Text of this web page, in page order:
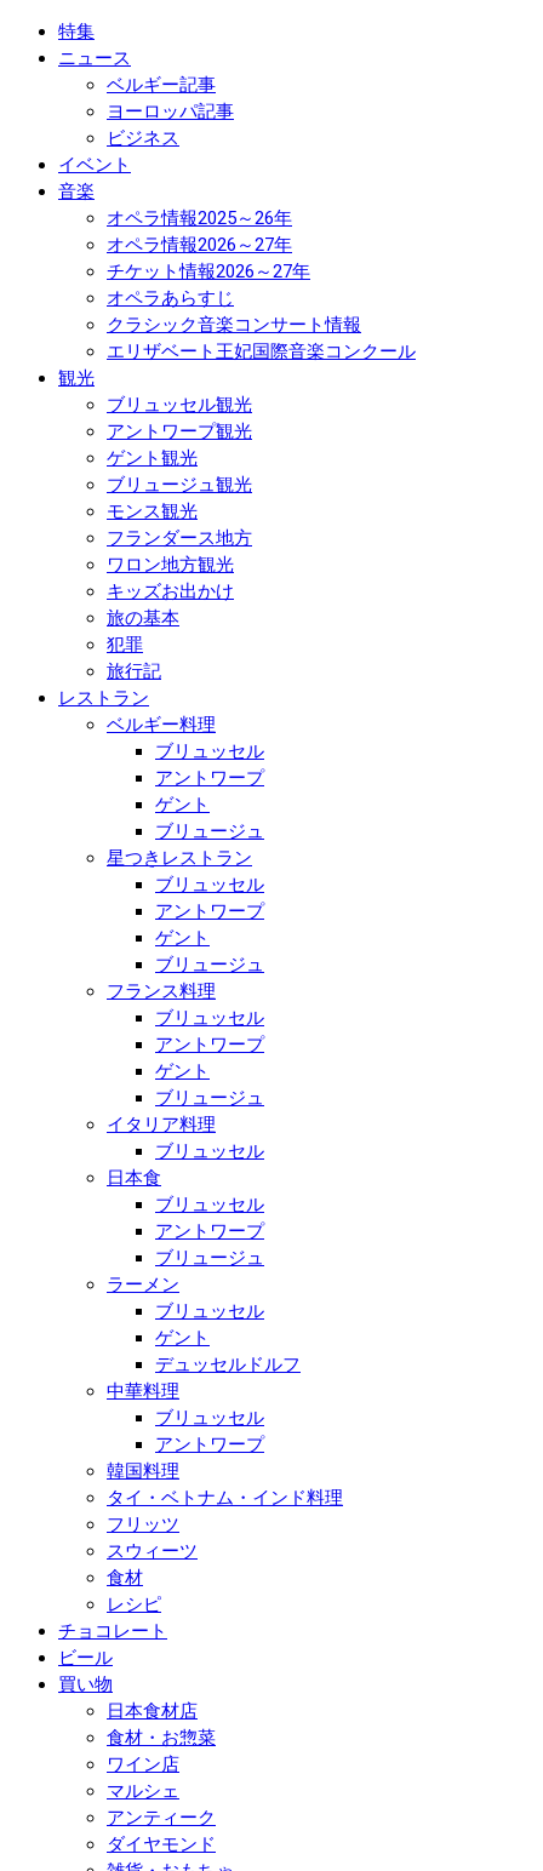
特集
ニュース
ベルギー記事
ヨーロッパ記事
ビジネス
イベント
音楽
オペラ情報2025～26年
オペラ情報2026～27年
チケット情報2026～27年
オペラあらすじ
クラシック音楽コンサート情報
エリザベート王妃国際音楽コンクール
観光
ブリュッセル観光
アントワープ観光
ゲント観光
ブリュージュ観光
モンス観光
フランダース地方
ワロン地方観光
キッズお出かけ
旅の基本
犯罪
旅行記
レストラン
ベルギー料理
ブリュッセル
アントワープ
ゲント
ブリュージュ
星つきレストラン
ブリュッセル
アントワープ
ゲント
ブリュージュ
フランス料理
ブリュッセル
アントワープ
ゲント
ブリュージュ
イタリア料理
ブリュッセル
日本食
ブリュッセル
アントワープ
ブリュージュ
ラーメン
ブリュッセル
ゲント
デュッセルドルフ
中華料理
ブリュッセル
アントワープ
韓国料理
タイ・ベトナム・インド料理
フリッツ
スウィーツ
食材
レシピ
チョコレート
ビール
買い物
日本食材店
食材・お惣菜
ワイン店
マルシェ
アンティーク
ダイヤモンド